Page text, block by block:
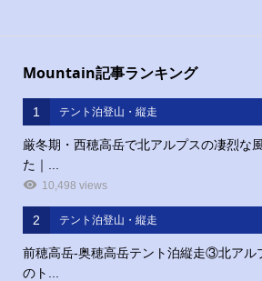
Mountain記事ランキング
1 テント泊登山・縦走
厳冬期・西穂高岳で北アルプスの凄烈な
た｜...
10,498 views
2 テント泊登山・縦走
前穂高岳‐奥穂高岳テント泊縦走③北アル
のト...